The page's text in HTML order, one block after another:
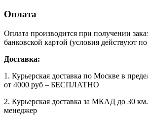
Оплата
Оплата производится при получении
банковской картой (условия действуют
Доставка:
1. Курьерская доставка по Москве в
от 4000 руб – БЕСПЛАТНО
2. Курьерская доставка за МКАД до 30
менеджер